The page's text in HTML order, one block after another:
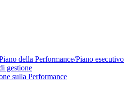
della Performance/Piano esecutivo
gestione
sulla Performance